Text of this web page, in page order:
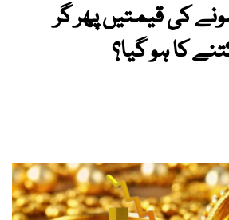
کی قیمتیں پھر گر
کا ہو گیا؟